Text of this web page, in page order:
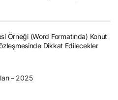
Örneği (Word Formatında) Konut
Dikkat Edilecekler
– 2025